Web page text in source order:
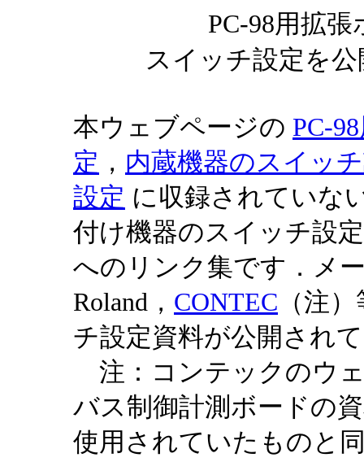
PC-98用拡
スイッチ設定を
本ウェブページの PC-
定 ， 内蔵機器のスイッ
設定 に収録されていな
付け機器のスイッチ設
へのリンク集です．メ
Roland， CONTEC （注
チ設定資料が公開され
注：コンテックのウ
バス制御計測ボードの
使用されていたものと